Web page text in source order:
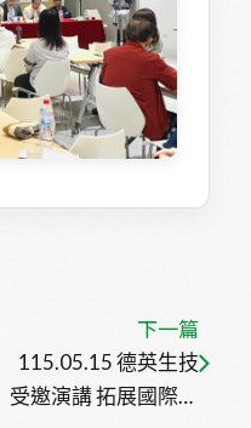
下一篇
115.05.15 德英生技
受邀演講 拓展國際合